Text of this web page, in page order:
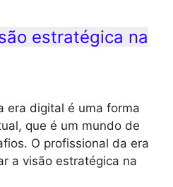
estratégica na
era digital é uma forma
que é um mundo de
O profissional da era
a visão estratégica na